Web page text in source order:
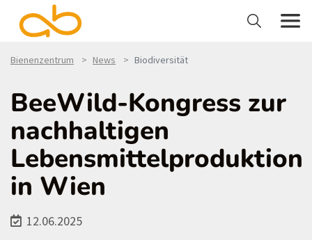
Bienenzentrum News Biodiversität
BeeWild-Kongress zur
nachhaltigen
Lebensmittelproduktion
in Wien
12.06.2025